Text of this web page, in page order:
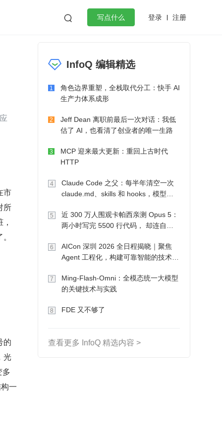
 写点什么 登录 注册
微服务架构 flutter
市
所
的
光
多
一
InfoQ 编辑精选
1
角色边界重塑，全栈取代分工：快手 AI
生产力体系成形
2
Jeff Dean 离职前最后一次对话：我低
估了 AI，也看清了创业者的唯一生路
3
MCP 迎来最大更新：重回上古时代
HTTP
4
Claude Code 之父：每半年清空一次
claude.md、skills 和 hooks，模型自
5
近 300 万人围观卡帕西亲测 Opus 5：
两小时写完 5500 行代码， 却连自己
6
AICon 深圳 2026 全日程揭晓｜聚焦
Agent 工程化，构建可靠智能的技术路
7
Ming-Flash-Omni：全模态统一大模型
的关键技术与实践
8 FDE 又不够了
查看更多 InfoQ 精选内容 >